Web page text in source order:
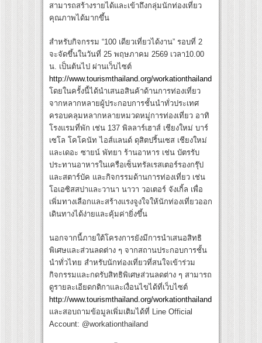
สามารถสร้างรายได้และเข้าถึงกลุ่มนักท่องเที่ยว
คุณภาพได้มากขึ้น
สำหรับกิจกรรม “100 เดียวเที่ยวได้งาน” รอบที่ 2
จะจัดขึ้นในวันที่ 25 พฤษภาคม 2569 เวลา10.00
น. เป็นต้นไป ผ่านเว็บไซต์
http://www.tourismthailand.org/workationthailand
โดยในครั้งนี้ได้นำเสนอสินค้าด้านการท่องเที่ยว
จากหลากหลายผู้ประกอบการชั้นนำทั่วประเทศ
ครอบคลุมหลากหลายหมวดหมู่การท่องเที่ยว อาทิ
โรงแรมที่พัก เช่น 137 พิลลาร์เฮาส์ เชียงใหม่ บาร์
เซโล โคโคนัท ไอส์แลนด์ ดุสิตปริ้นเซส เชียงใหม่
และเดอะ ซายน์ พัทยา ร้านอาหาร เช่น บัตรรับ
ประทานอาหารในเครือเซ็นทรัลเรสเตอร์รองกรุ๊ป
และสตาร์บัค และกิจกรรมด้านการท่องเที่ยว เช่น
โอเอซิสสปาและวานา นาวา วอเตอร์ จังเกิ้ล เพื่อ
เพิ่มทางเลือกและสร้างแรงจูงใจให้นักท่องเที่ยวออก
เดินทางได้ง่ายและคุ้มค่ายิ่งขึ้น
นอกจากนี้ภายใต้โครงการยังมีการนำเสนอสิทธิ
พิเศษและส่วนลดต่าง ๆ จากสถานประกอบการชั้น
นำทั่วไทย สำหรับนักท่องเที่ยวที่สนใจเข้าร่วม
กิจกรรมและกดรับสิทธิพิเศษส่วนลดต่าง ๆ สามารถ
ดูรายละเอียดกติกาและเงื่อนไขได้ที่เว็บไซต์
http://www.tourismthailand.org/workationthailand
และสอบถามข้อมูลเพิ่มเติมได้ที่ Line Official
Account: @workationthailand